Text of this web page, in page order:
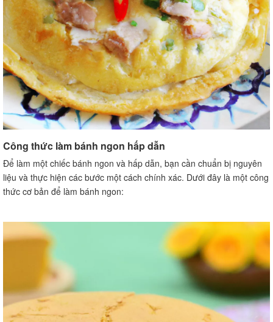
Bánh flan đun nước
Cách làm bánh ngon dành cho người mới học làm bánh
Bánh gato cơ bản
Bánh que hấp
Bánh quy socola đơn giản
Cách làm bánh ngon dành cho người muốn thử thách
Bánh mousse dừa
Bánh gato trà xanh
Bánh tart trái cây
Cách phục hồi khi bánh không thành công
Bánh bị cháy
Bánh không nổi
Bánh bị kháng
Công thức làm bánh ngon hấp dẫn
Để làm một chiếc bánh ngon và hấp dẫn, bạn cần chuẩn bị nguyên
liệu và thực hiện các bước một cách chính xác. Dưới đây là một công
thức cơ bản để làm bánh ngon: